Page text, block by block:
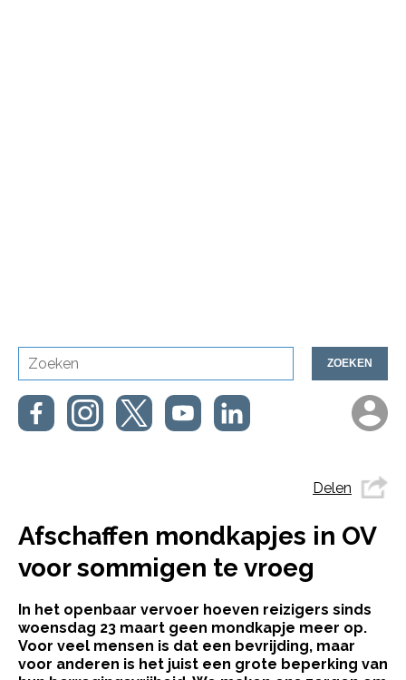
ZOEKEN
Delen
Afschaffen mondkapjes in OV
voor sommigen te vroeg
In het openbaar vervoer hoeven reizigers sinds
woensdag 23 maart geen mondkapje meer op.
Voor veel mensen is dat een bevrijding, maar
voor anderen is het juist een grote beperking van